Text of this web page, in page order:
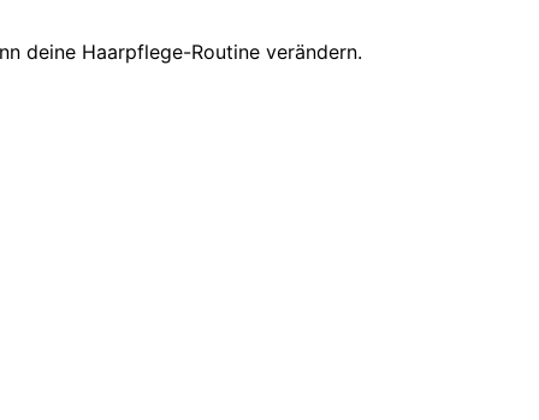
deine Haarpflege-Routine verändern.